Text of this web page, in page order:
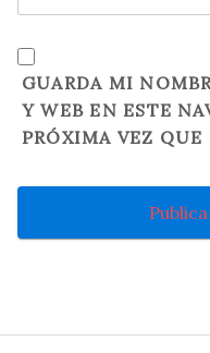
GUARDA MI
Y WEB EN ESTE
PRÓXIMA VEZ QUE